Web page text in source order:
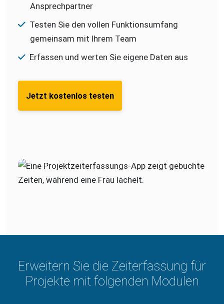
Ansprechpartner
Testen Sie den vollen Funktionsumfang
gemeinsam mit Ihrem Team
Erfassen und werten Sie eigene Daten aus
Jetzt kostenlos testen
Erweitern Sie die Zeiterfassung für
Projekte mit folgenden Modulen